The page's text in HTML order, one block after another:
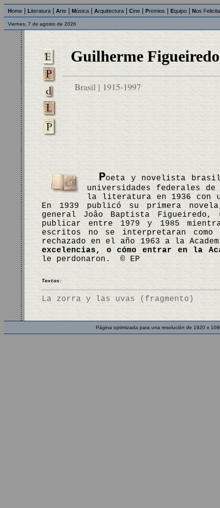
Home Literatura Arte Música Arquitectura Cine Premios Equipo Nos
Viernes, 7 de agosto de 2026
Guilherme Figueiredo
Brasil | 1915-1997
Poeta y novelista
universidades federales
la literatura en 1936 con
En 1939 publicó su primera
general Joâo Baptista
publicar entre 1979 y 1985
escritos no se interpretaran
rechazado en el año 1963 a la
excelencias, o cómo entrar en la
le perdonaron. © EP
Textos:
La zorra y las uvas (fragmento)
Página optimizada para una resolución de 1920 x